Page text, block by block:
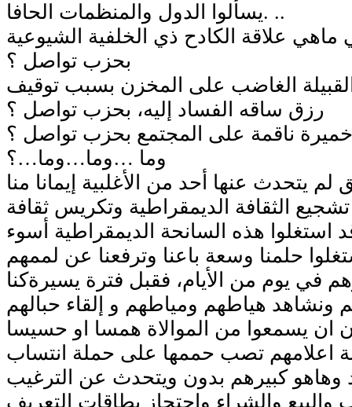
يسألوا الدول والمنظمات الحافا. ..
ماهي علاقة الكادح ذي الخلفية الشيوعية
بحزب تواصل ؟
الغاضب على المخزن بسبب توقيف
رزق ساقه الفساد إليه، بحزب تواصل ؟
ناقمة على المجتمع بحزب تواصل ؟
وما …وما…وما…؟
يتحدث عنها أحد من الأغلبية إيمانا منا
الثقافة الديمقراطية وتكريس ثقافة
استغلوا هذه السانحة الديمقراطية أسوء
في يوم من الأيام، فقبل فترة يسيرةكنا
ونشاهد هياطهم ومياطهم و إلقاء حبالهم
اعلامهم تصب حممها على حملة انتساب
وهاهو كبيرهم بدون ويتحدث عن الترغيب